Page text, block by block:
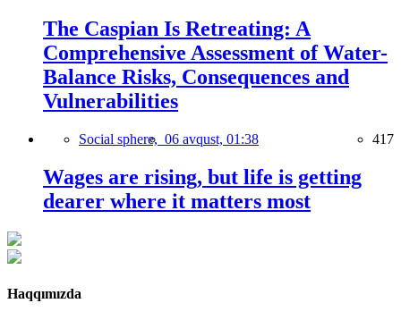
The Caspian Is Retreating: A
Comprehensive Assessment of Water-
Balance Risks, Consequences and
Vulnerabilities
Social sphere, 06 avqust, 01:38 417
Wages are rising, but life is getting
dearer where it matters most
Haqqımızda